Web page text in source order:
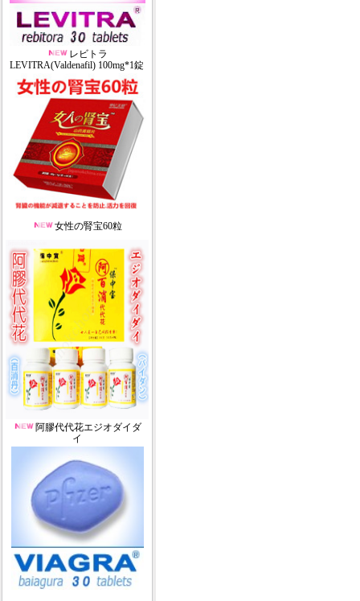
レビトラ
LEVITRA(Valdenafil) 100mg*1錠
女性の腎宝60粒
阿膠代代花エジオダイダ
イ